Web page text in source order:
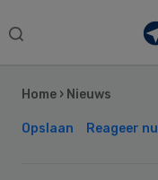
Search
Home › Nieuws
Opslaan Reageer nu
Sidebar